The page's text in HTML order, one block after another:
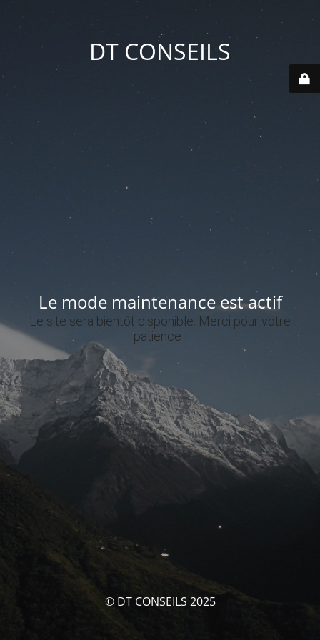
DT CONSEILS
Le mode maintenance est actif
Le site sera bientôt disponible. Merci pour votre
patience !
© DT CONSEILS 2025